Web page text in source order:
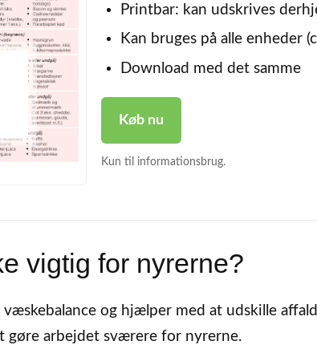
Printbar: kan udskrives
Kan bruges på alle enheder
Download med det samme
Køb nu
Kun til informationsbrug.
vigtig for nyrerne?
og hjælper med at udskille
gøre arbejdet sværere for nyrerne.